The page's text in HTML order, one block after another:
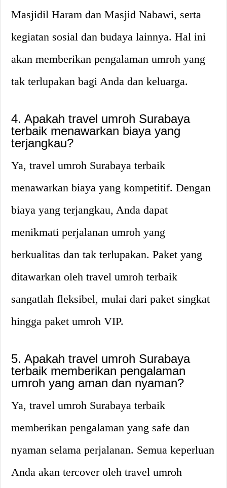
Masjidil Haram dan Masjid Nabawi, serta
kegiatan sosial dan budaya lainnya. Hal ini
akan memberikan pengalaman umroh yang
tak terlupakan bagi Anda dan keluarga.
4. Apakah travel umroh Surabaya
terbaik menawarkan biaya yang
terjangkau?
Ya, travel umroh Surabaya terbaik
menawarkan biaya yang kompetitif. Dengan
biaya yang terjangkau, Anda dapat
menikmati perjalanan umroh yang
berkualitas dan tak terlupakan. Paket yang
ditawarkan oleh travel umroh terbaik
sangatlah fleksibel, mulai dari paket singkat
hingga paket umroh VIP.
5. Apakah travel umroh Surabaya
terbaik memberikan pengalaman
umroh yang aman dan nyaman?
Ya, travel umroh Surabaya terbaik
memberikan pengalaman yang safe dan
nyaman selama perjalanan. Semua keperluan
Anda akan tercover oleh travel umroh